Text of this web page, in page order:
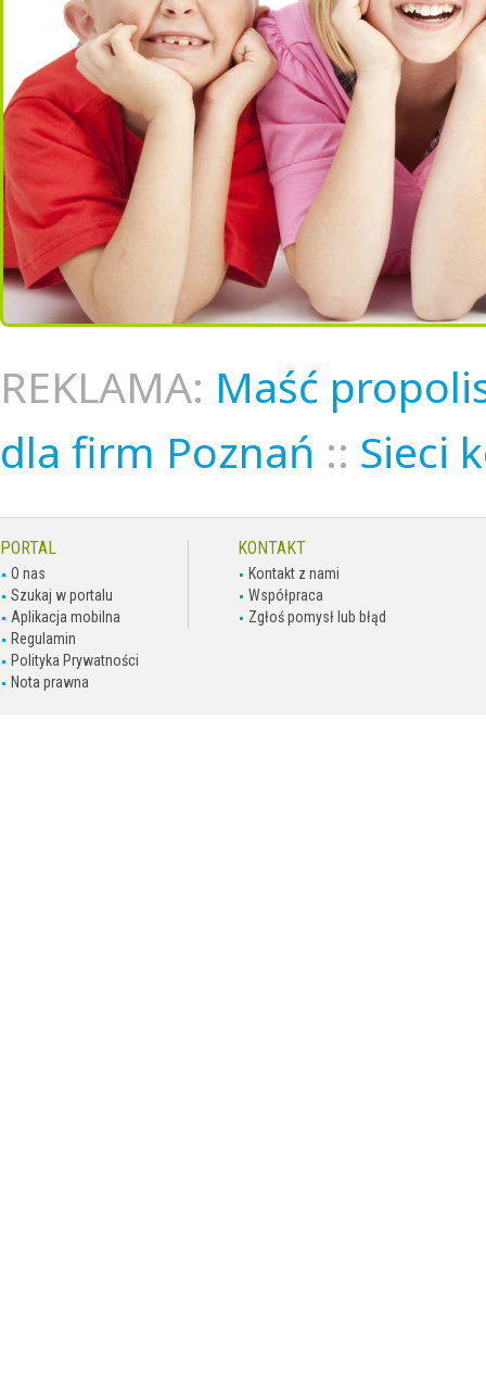
REKLAMA: Maść
dla firm Poznań :: Sieci
PORTAL
O nas
Szukaj w portalu
Aplikacja mobilna
Regulamin
Polityka Prywatności
Nota prawna
KONTAKT
Kontakt z nami
Współpraca
Zgłoś pomysł lub błąd